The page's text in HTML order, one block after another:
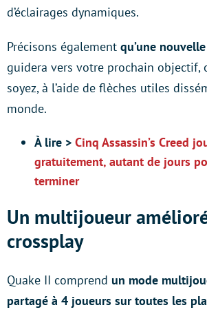
d’éclairages dynamiques.
Précisons également qu’une
guidera vers votre prochain objectif,
soyez, à l’aide de flèches utiles
monde.
À lire > Cinq Assassin’s Creed
gratuitement, autant de jours
terminer
Un multijoueur
crossplay
Quake II comprend un mode
partagé à 4 joueurs sur toutes les